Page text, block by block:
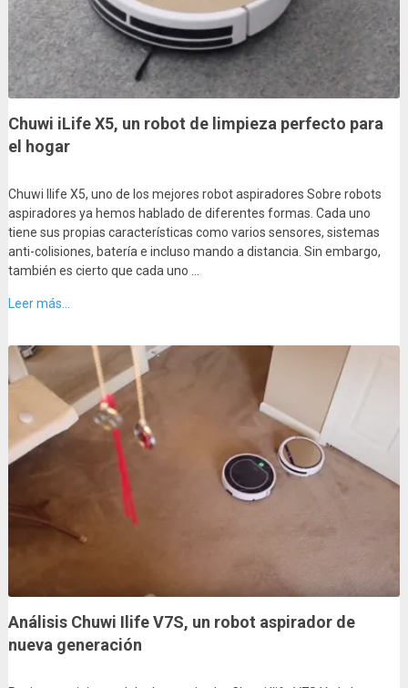
Chuwi iLife X5, un robot de limpieza perfecto para
el hogar
Chuwi Ilife X5, uno de los mejores robot aspiradores Sobre robots
aspiradores ya hemos hablado de diferentes formas. Cada uno
tiene sus propias características como varios sensores, sistemas
anti-colisiones, batería e incluso mando a distancia. Sin embargo,
también es cierto que cada uno …
Leer más...
Análisis Chuwi Ilife V7S, un robot aspirador de
nueva generación